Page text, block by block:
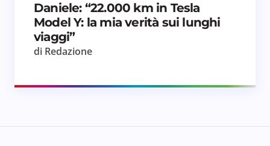
Daniele: “22.000 km in Tesla
Model Y: la mia verità sui lunghi
viaggi”
di Redazione